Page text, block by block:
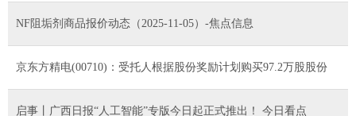
NF阻垢剂商品报价动态（2025-11-05）-焦点信息
京东方精电(00710)：受托人根据股份奖励计划购买97.2万股股份
启事丨广西日报“人工智能”专版今日起正式推出！ 今日看点